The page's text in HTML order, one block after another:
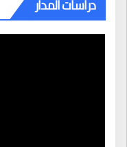
دراسات المدار